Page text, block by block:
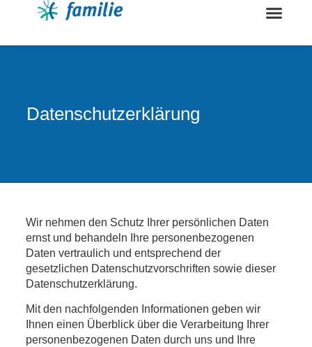
Datenschutzerklärung
Wir nehmen den Schutz Ihrer persönlichen Daten
ernst und behandeln Ihre personenbezogenen
Daten vertraulich und entsprechend der
gesetzlichen Datenschutzvorschriften sowie dieser
Datenschutzerklärung.
Mit den nachfolgenden Informationen geben wir
Ihnen einen Überblick über die Verarbeitung Ihrer
personenbezogenen Daten durch uns und Ihre